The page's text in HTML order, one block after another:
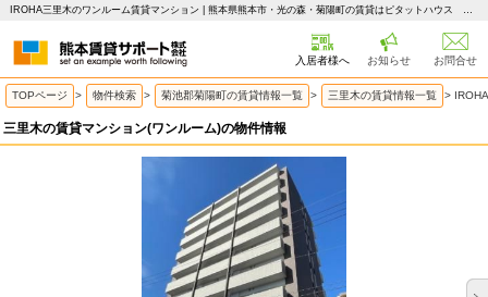
IROHA三里木のワンルーム賃貸マンション | 熊本県熊本市・光の森・菊陽町の賃貸はピタットハウス 熊本賃貸サポート
入居者様へ お知らせ お問合せ
TOPページ > 物件検索 > 菊池郡菊陽町の賃貸情報一覧 > 三里木の賃貸情報一覧 >
三里木の賃貸マンション(ワンルーム)の物件情報